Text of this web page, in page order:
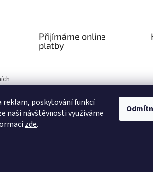
reklam, poskytování funkcí
naší návštěvnosti využíváme
zde.
Přijímáme online
platby
cookies